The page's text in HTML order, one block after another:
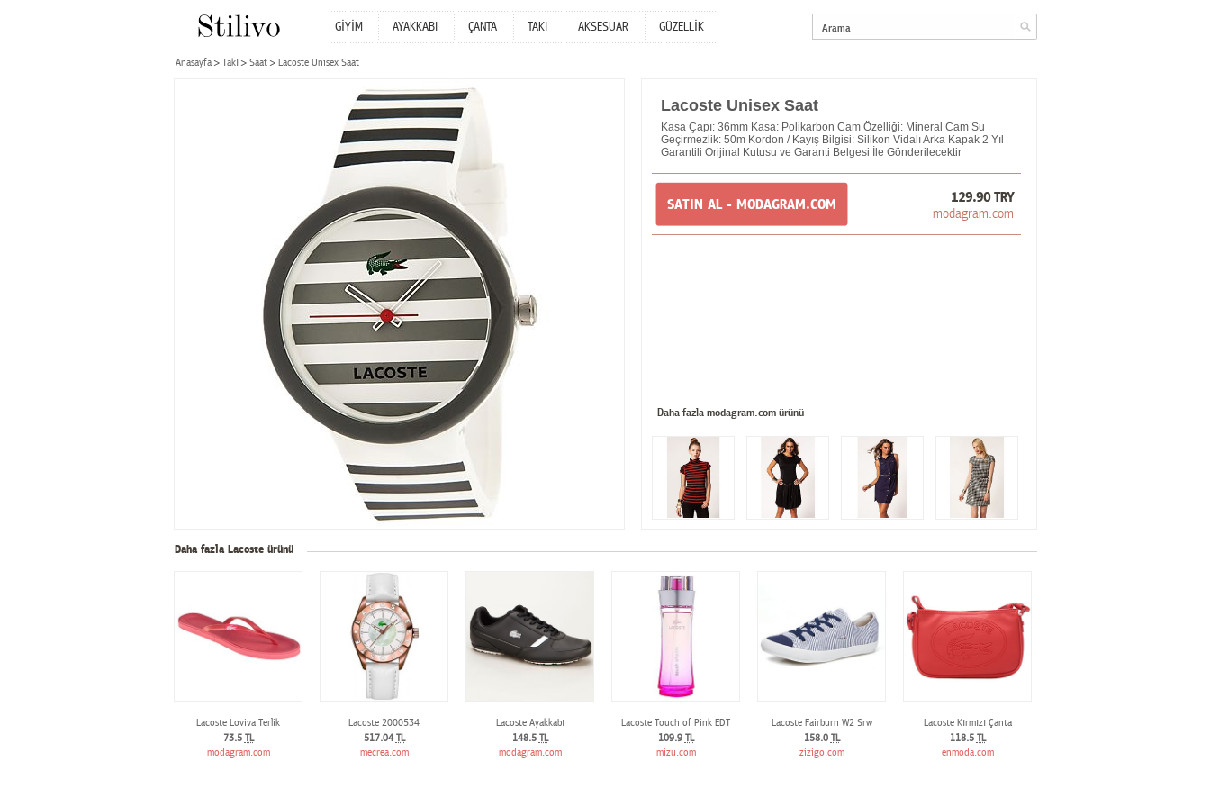
GİYİM AYAKKABI ÇANTA TAKI AKSESUAR GÜZELLİK
Anasayfa Takı Saat Lacoste Unisex Saat
Lacoste Unisex Saat
Kasa Çapı: 36mm Kasa: Polikarbon Cam Özelliği: Mineral Cam Su
Geçirmezlik: 50m Kordon / Kayış Bilgisi: Silikon Vidalı Arka Kapak 2 Yıl
Garantili Orijinal Kutusu ve Garanti Belgesi İle Gönderilecektir
SATIN AL - MODAGRAM.COM 129.90 TRY
modagram.com
Daha fazla modagram.com ürünü
Daha fazla Lacoste ürünü
Lacoste Loviva Terlik
73.5 TL
modagram.com
Lacoste 2000534
517.04TL
mecrea.com
Lacoste Ayakkabı
148.5 TL
modagram.com
Lacoste Touch of Pink EDT
109.9 TL
mizu.com
Lacoste Fairburn W2 Srw
158.0 TL
zizigo.com
Lacoste Kırmızı Çanta
118.5 TL
enmoda.com